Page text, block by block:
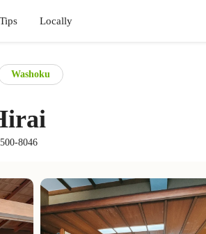
Locally
Washoku
8046